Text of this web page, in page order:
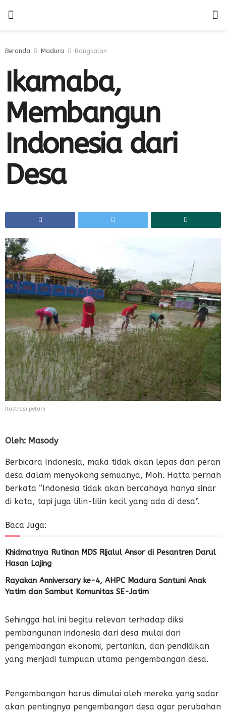
Beranda Madura Bangkalan
Ikamaba,
Membangun
Indonesia dari
Desa
Ilustrasi petani
Oleh: Masody
Berbicara Indonesia, maka tidak akan lepas dari peran
desa dalam menyokong semuanya, Moh. Hatta pernah
berkata “Indonesia tidak akan bercahaya hanya sinar
di kota, tapi juga lilin-lilin kecil yang ada di desa”.
Baca Juga:
Khidmatnya Rutinan MDS Rijalul Ansor di Pesantren Darul
Hasan Lajing
Rayakan Anniversary ke-4, AHPC Madura Santuni Anak
Yatim dan Sambut Komunitas SE-Jatim
Sehingga hal ini begitu relevan terhadap diksi
pembangunan indonesia dari desa mulai dari
pengembangan ekonomi, pertanian, dan pendidikan
yang menjadi tumpuan utama pengembangan desa.
Pengembangan harus dimulai oleh mereka yang sadar
akan pentingnya pengembangan desa agar perubahan